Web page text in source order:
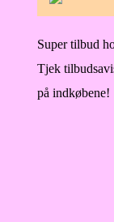
Super tilbud
Tjek
på indkøbene!